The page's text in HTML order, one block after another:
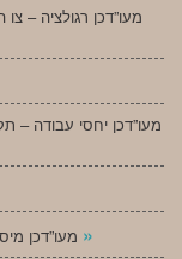
מעו”דכן יחסי עבודה –
»